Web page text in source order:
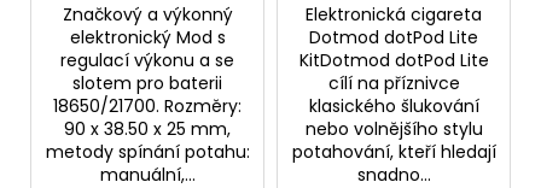
Značkový a výkonný
elektronický Mod s
regulací výkonu a se
slotem pro baterii
18650/21700. Rozměry:
90 x 38.50 x 25 mm,
metody spínání potahu:
manuální,...
Elektronická cigareta
Dotmod dotPod Lite
KitDotmod dotPod Lite
cílí na příznivce
klasického šlukování
nebo volnějšího stylu
potahování, kteří hledají
snadno...